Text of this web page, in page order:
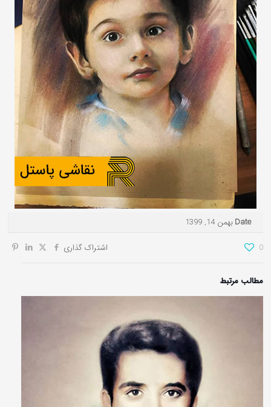
Dateبهمن 14, 1399
اشتراک گذاری
0
مطالب مرتبط
تابلوفرش گل و گلدان
تابلوفرش نقاشی ایرانی و
مینیاتور
تابلوفرش تندیس و
مفهومی